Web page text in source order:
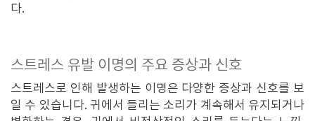
다.
스트레스 유발 이명의 주요 증상과 신호
스트레스로 인해 발생하는 이명은 다양한 증상과 신호를 보
일 수 있습니다. 귀에서 들리는 소리가 계속해서 유지되거나